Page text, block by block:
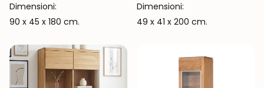
Dimensioni:
90 x 45 x 180 cm.
Dimensioni:
49 x 41 x 200 cm.